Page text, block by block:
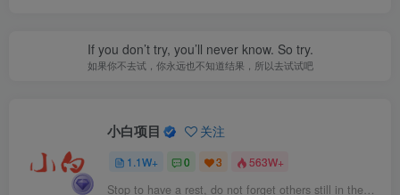
If you don’t try, you’ll never know. So try.
如果你不去试，你永远也不知道结果，所以去试试吧
小白项目 关注
1.1W+ 0 3 563W+
Stop to have a rest, do not forget others still in the running.